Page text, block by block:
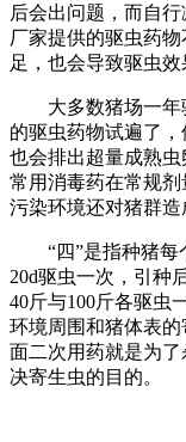
后会出问题，而自
厂家提供的驱虫药
足，也会导致驱虫效
大多数猪场一年
的驱虫药物试遍了
也会排出超量成熟
常用消毒药在常规
污染环境还对猪群造
“四”是指种猪每
20d驱虫一次，引种
40斤与100斤各驱虫
环境周围和猪体表
面二次用药就是为
决寄生虫的目的。